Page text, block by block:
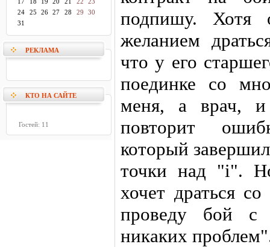
24
25 26 27 28 29
30
31
РЕКЛАМА
КТО НА САЙТЕ
Гостей: 11
подпишу. Хотя
желанием
что у его
поединке со
меня, а врач,
повторит
который
точки над "і".
хочет драться
проведу бой
никаких